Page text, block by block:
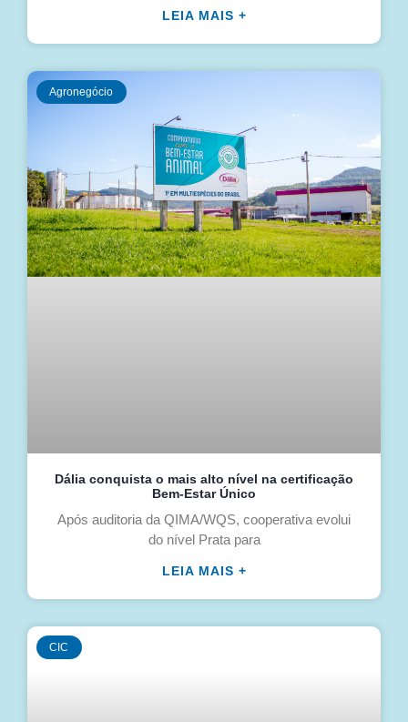
LEIA MAIS +
Agronegócio
Dália conquista o mais alto nível na certificação
Bem-Estar Único
Após auditoria da QIMA/WQS, cooperativa evolui
do nível Prata para
LEIA MAIS +
CIC